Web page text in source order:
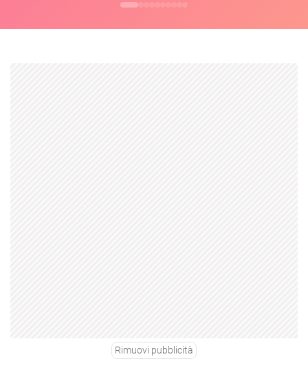
Rimuovi pubblicità